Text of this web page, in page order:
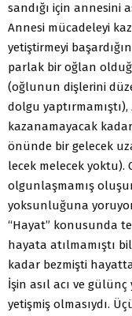
sandığı için annesini
Annesi mücadeleyi
yetiştirmeyi
parlak bir oğlan
(oğlunun dişlerini
dolgu
kazanamayacak
önünde bir gelecek
lecek melecek yoktu).
olgunlaşmamış
yoksunluğuna
“Hayat” konusunda
hayata atılmamıştı
kadar bezmişti
İşin asıl acı ve
yetişmiş olmasıydı.